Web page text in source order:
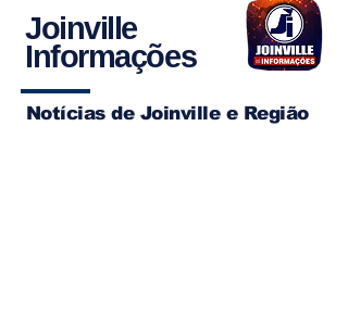
Joinville
Informações
Notícias de Joinville e Região